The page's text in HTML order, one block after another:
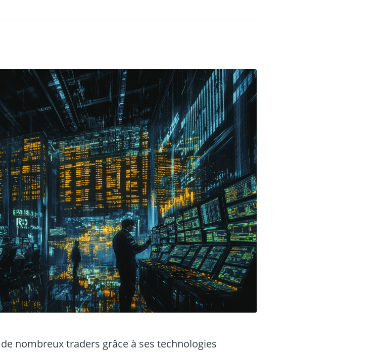
nombreux traders grâce à ses technologies